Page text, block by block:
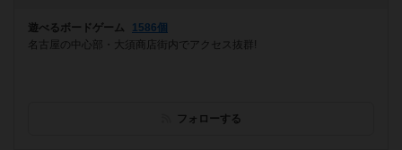
遊べるボードゲーム
1586個
名古屋の中心部・大須商店街内でアクセス抜群!
フォローする